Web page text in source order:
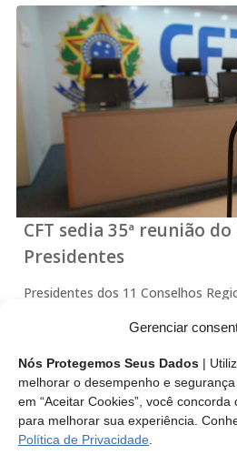
Gerenciar
Nós Protegemos Seus Dados |
melhorar o desempenho e
em “Aceitar Cookies”, você
para melhorar sua experiência.
Política de Privacidade
CFT sedia 35ª reunião
Presidentes
Presidentes dos 11 Conselhos
Industriais (CFT) estarão reunidos
Federal dos Técnicos Industriais
pautas de interesse do Sistema
Leia mais